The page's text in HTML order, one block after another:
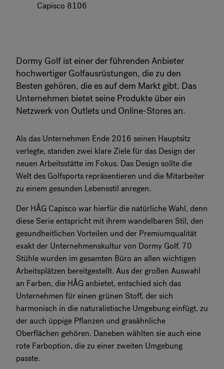
Capisco 8106
Dormy Golf ist einer der führenden Anbieter
hochwertiger Golfausrüstungen, die zu den
Besten gehören, die es auf dem Markt gibt. Das
Unternehmen bietet seine Produkte über ein
Netzwerk von Outlets und Online-Stores an.
Als das Unternehmen Ende 2016 seinen Hauptsitz
verlegte, standen zwei klare Ziele für das Design der
neuen Arbeitsstätte im Fokus. Das Design sollte die
Welt des Golfsports repräsentieren und die Mitarbeiter
zu einem gesunden Lebensstil anregen.
Der HÅG Capisco war hierfür die natürliche Wahl, denn
diese Serie entspricht mit ihrem wandelbaren Stil, den
gesundheitlichen Vorteilen und der Premiumqualität
exakt der Unternehmenskultur von Dormy Golf. 70
Stühle wurden im gesamten Büro an allen wichtigen
Arbeitsplätzen bereitgestellt. Aus der großen Auswahl
an Farben, die HÅG anbietet, entschied sich das
Unternehmen für einen grünen Stoff, der sich
harmonisch in die naturalistische Umgebung einfügt, zu
der auch üppige Pflanzen und grasähnliche
Oberflächen gehören. Daneben wählten sie auch eine
rote Farboption, die zu einer zweiten Umgebung
passte.